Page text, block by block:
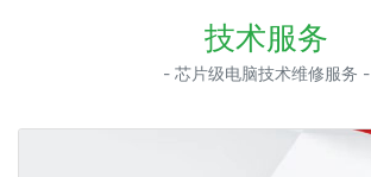
技术服务
- 芯片级电脑技术维修服务 -